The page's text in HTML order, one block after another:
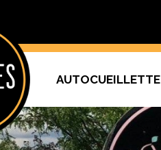
AUTOCUEILLETTE